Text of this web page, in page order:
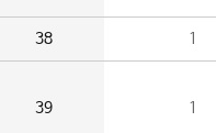
38 1
39 1